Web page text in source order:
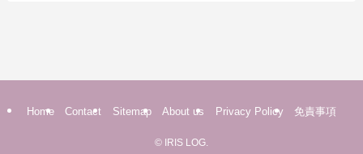
Home Contact Sitemap About us Privacy Policy 免責事項
© IRIS LOG.